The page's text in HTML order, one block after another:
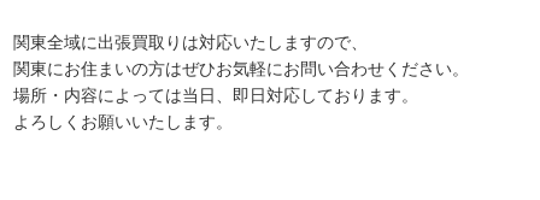
関東全域に出張買取りは対応いたしますので、
関東にお住まいの方はぜひお気軽にお問い合わせください。
場所・内容によっては当日、即日対応しております。
よろしくお願いいたします。